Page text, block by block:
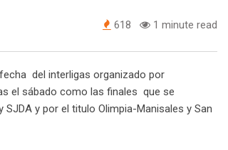
618 1 minute read
del interligas organizado por
el sábado como las finales que se
y por el titulo Olimpia-Manisales y San